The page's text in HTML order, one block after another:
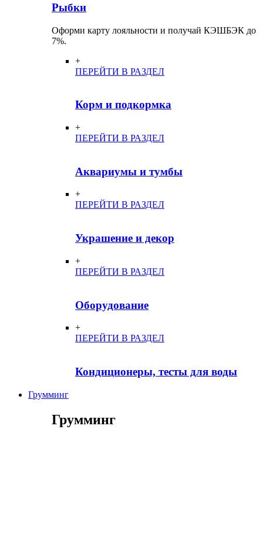
Рыбки
Оформи карту лояльности и получай КЭШБЭК до
7%.
+
ПЕРЕЙТИ В РАЗДЕЛ
Корм и подкормка
+
ПЕРЕЙТИ В РАЗДЕЛ
Аквариумы и тумбы
+
ПЕРЕЙТИ В РАЗДЕЛ
Украшение и декор
+
ПЕРЕЙТИ В РАЗДЕЛ
Оборудование
+
ПЕРЕЙТИ В РАЗДЕЛ
Кондиционеры, тесты для воды
Грумминг
Грумминг